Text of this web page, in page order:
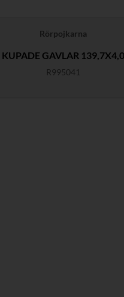
Rörpojkarna
KUPADE GAVLAR 139,7X4,0
R995041